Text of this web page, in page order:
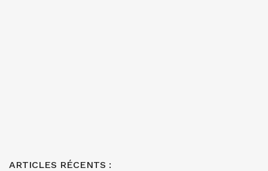
ARTICLES RÉCENTS :